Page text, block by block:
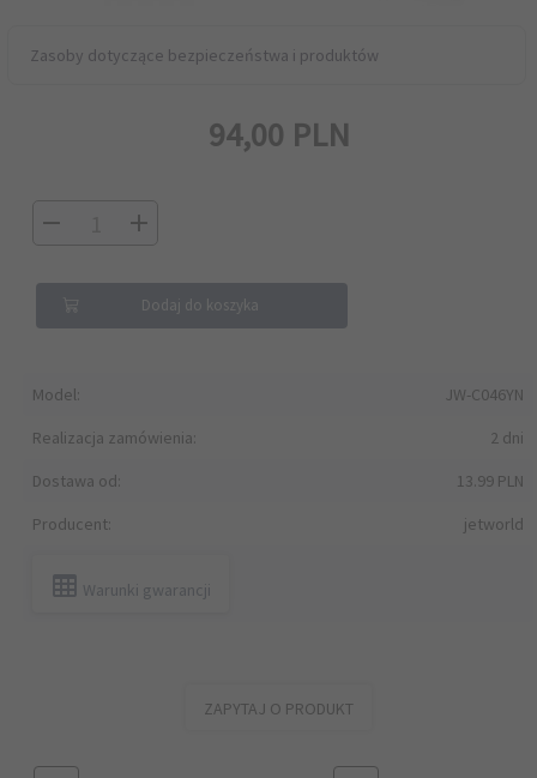
Zasoby dotyczące bezpieczeństwa i produktów
Model:
JW-C046YN
Realizacja zamówienia:
2 dni
Dostawa od:
13.99 PLN
Producent:
jetworld
Warunki gwarancji
94,00 PLN
ZAPYTAJ O PRODUKT
Dodaj do koszyka